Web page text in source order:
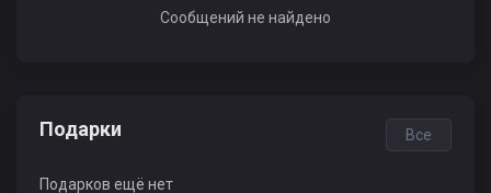
Сообщений не найдено
Подарки Все
Подарков ещё нет